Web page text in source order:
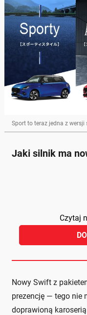
Sport to teraz jedna z
Jaki silnik ma
Czytaj
Nowy Swift z
prezencję — tego nie
doprawioną